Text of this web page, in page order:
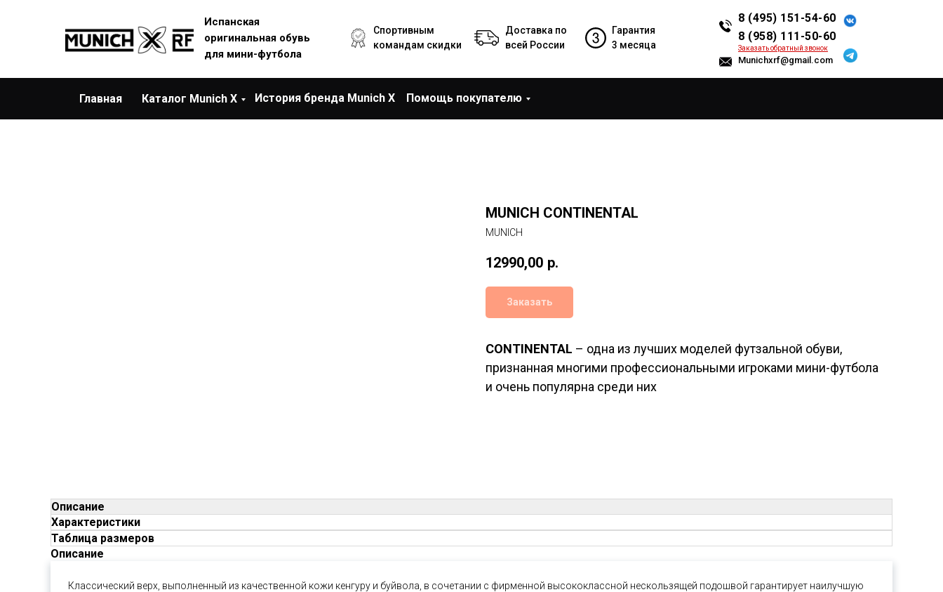
Испанская
оригинальная обувь
для мини-футбола
Спортивным
командам скидки
Доставка по
всей России
Гарантия
3 месяца
Главная Каталог Munich X Помощь покупателю
История бренда Munich X
Заказать обратный звонок
8 (958) 111-50-60
8 (495) 151-54-60
Munichxrf@gmail.com
MUNICH CONTINENTAL
MUNICH
12990,00 р.
Заказать
CONTINENTAL – одна из лучших моделей футзальной обуви,
признанная многими профессиональными игроками мини-футбола
и очень популярна среди них
Описание
Характеристики
Таблица размеров
Описание
Классический верх, выполненный из качественной кожи кенгуру и буйвола, в сочетании с фирменной высококлассной нескользящей подошвой гарантирует наилучшую